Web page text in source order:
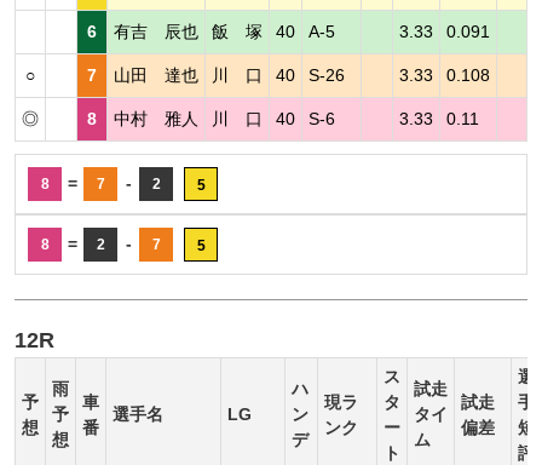
6 有吉 辰也 飯 塚 40 A-5 3.33 0.091
○ 7 山田 達也 川 口 40 S-26 3.33 0.108
◎ 8 中村 雅人 川 口 40 S-6 3.33 0.11
8 = 7 - 2 5
8 = 2 - 7 5
12R
予
想
雨
予
想
車
番
選手名 LG
ハ
ン
デ
現ラ
ンク
ス
タ
ー
ト
試走
タイ
ム
試走
偏差
選
手
短
評